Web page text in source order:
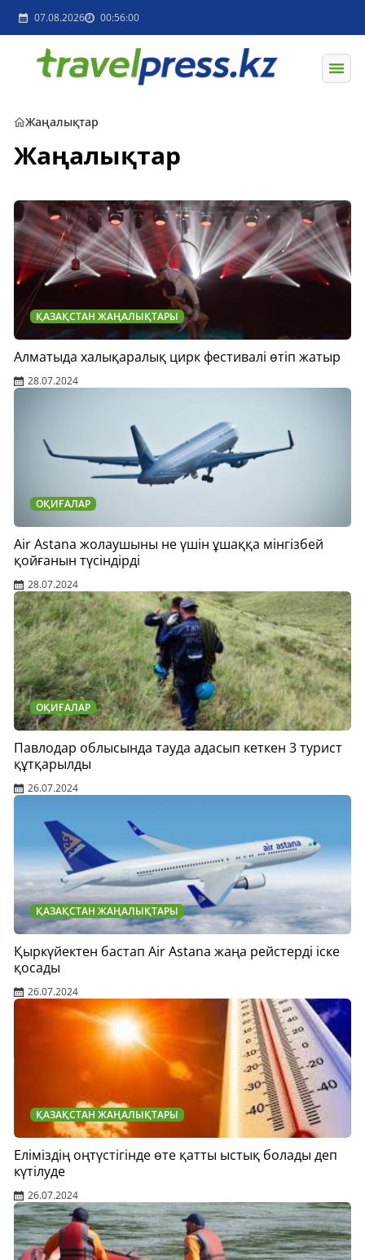
07.08.2026 00:56:00
Жаңалықтар
Жаңалықтар
ҚАЗАҚСТАН ЖАҢАЛЫҚТАРЫ
Алматыда халықаралық цирк фестивалі өтіп жатыр
28.07.2024
ОҚИҒАЛАР
Air Astana жолаушыны не үшін ұшаққа мінгізбей
қойғанын түсіндірді
28.07.2024
ОҚИҒАЛАР
Павлодар облысында тауда адасып кеткен 3 турист
құтқарылды
26.07.2024
ҚАЗАҚСТАН ЖАҢАЛЫҚТАРЫ
Қыркүйектен бастап Air Astana жаңа рейстерді іске
қосады
26.07.2024
ҚАЗАҚСТАН ЖАҢАЛЫҚТАРЫ
Еліміздің оңтүстігінде өте қатты ыстық болады деп
күтілуде
26.07.2024